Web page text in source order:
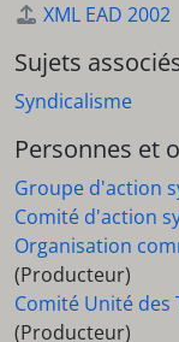
XML EAD 2002
Sujets
Syndicalisme
Personnes et
Groupe d'action
Comité d'action
Organisation
(Producteur)
Comité Unité des
(Producteur)